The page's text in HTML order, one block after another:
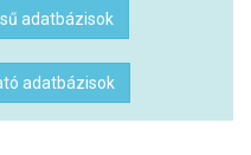
adatbázisok
adatbázisok